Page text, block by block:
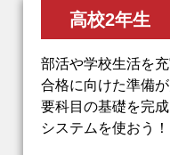
高校2年生
部活や学校生活を
合格に向けた準備
要科目の基礎を完
システムを使おう！